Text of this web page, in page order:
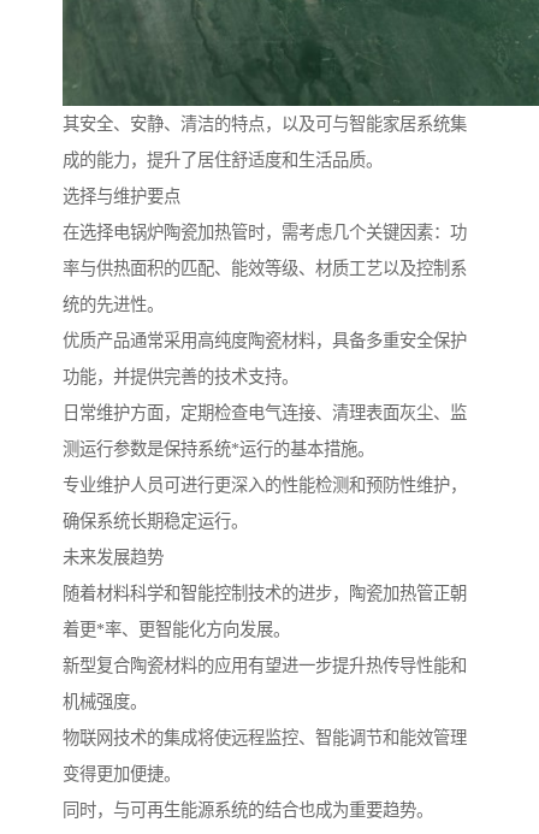
其安全、安静、清洁的特点，以及可与智能家居系统集
成的能力，提升了居住舒适度和生活品质。
选择与维护要点
在选择电锅炉陶瓷加热管时，需考虑几个关键因素：功
率与供热面积的匹配、能效等级、材质工艺以及控制系
统的先进性。
优质产品通常采用高纯度陶瓷材料，具备多重安全保护
功能，并提供完善的技术支持。
日常维护方面，定期检查电气连接、清理表面灰尘、监
测运行参数是保持系统*运行的基本措施。
专业维护人员可进行更深入的性能检测和预防性维护，
确保系统长期稳定运行。
未来发展趋势
随着材料科学和智能控制技术的进步，陶瓷加热管正朝
着更*率、更智能化方向发展。
新型复合陶瓷材料的应用有望进一步提升热传导性能和
机械强度。
物联网技术的集成将使远程监控、智能调节和能效管理
变得更加便捷。
同时，与可再生能源系统的结合也成为重要趋势。